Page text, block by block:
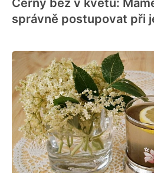
Černý bez v květu:
správně postupovat při